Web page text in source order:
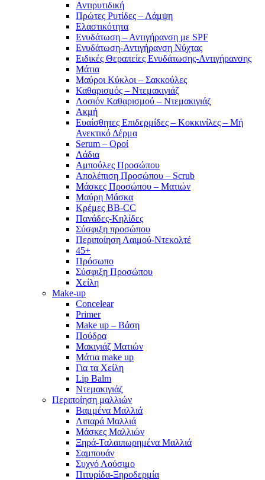
Αντιρυτιδική
Πρώτες Ρυτίδες – Λάμψη
Ελαστικότητα
Ενυδάτωση – Αντιγήρανση με SPF
Ενυδάτωση-Αντιγήρανση Νύχτας
Ειδικές Θεραπείες Ενυδάτωσης-Αντιγήρανσης
Μάτια
Μαύροι Κύκλοι – Σακκούλες
Καθαρισμός – Ντεμακιγιάζ
Λοσιόν Καθαρισμού – Ντεμακιγιάζ
Ακμή
Ευαίσθητες Επιδερμίδες – Κοκκινίλες – Μή
Ανεκτικό Δέρμα
Serum – Οροί
Λάδια
Αμπούλες Προσώπου
Απολέπιση Προσώπου – Scrub
Μάσκες Προσώπου – Ματιών
Μαύρη Μάσκα
Κρέμες BB-CC
Πανάδες-Κηλίδες
Σύσφιξη προσώπου
Περιποίηση Λαιμού-Ντεκολτέ
45+
Πρόσωπο
Σύσφιξη Προσώπου
Χείλη
Make-up
Concelear
Primer
Make up – Βάση
Πούδρα
Μακιγιάζ Ματιών
Μάτια make up
Για τα Χείλη
Lip Balm
Ντεμακιγιάζ
Περιποίηση μαλλιών
Βαμμένα Μαλλιά
Λιπαρά Μαλλιά
Μάσκες Μαλλιών
Ξηρά-Ταλαιπωρημένα Μαλλιά
Σαμπουάν
Συχνό Λούσιμο
Πιτυρίδα-Ξηροδερμία